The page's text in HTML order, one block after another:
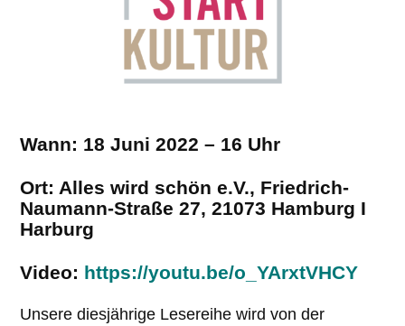
Wann: 18 Juni 2022 – 16 Uhr
Ort: Alles wird schön e.V., Friedrich-
Naumann-Straße 27, 21073 Hamburg I
Harburg
Video: https://youtu.be/o_YArxtVHCY
Unsere diesjährige Lesereihe wird von der